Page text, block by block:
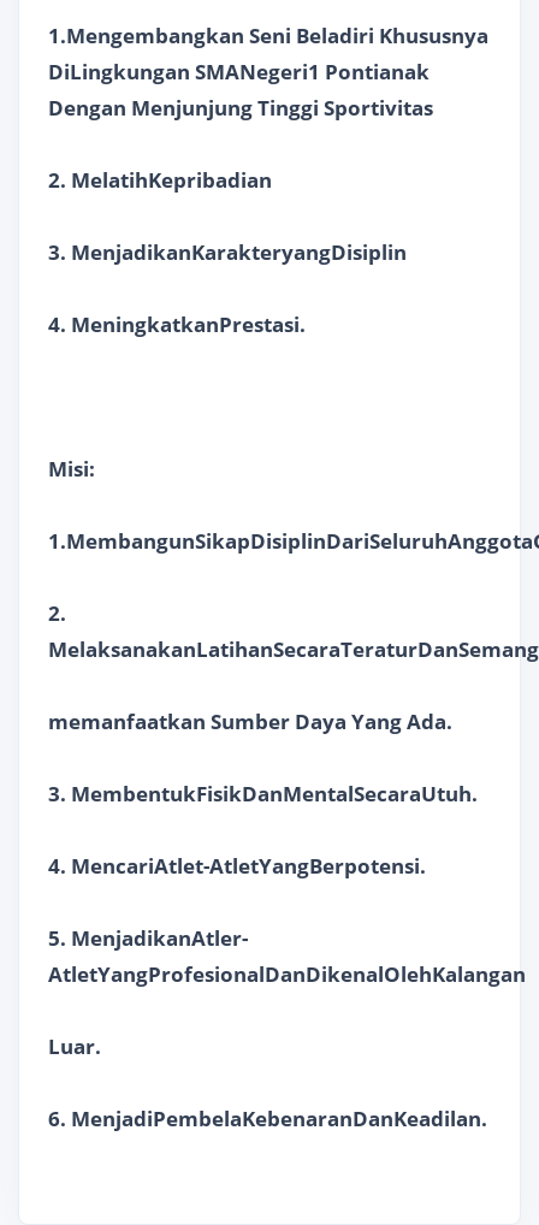
1.Mengembangkan Seni Beladiri Khususnya
DiLingkungan SMANegeri1 Pontianak
Dengan Menjunjung Tinggi Sportivitas
2. MelatihKepribadian
3. MenjadikanKarakteryangDisiplin
4. MeningkatkanPrestasi.
Misi:
2.
memanfaatkan Sumber Daya Yang Ada.
3. MembentukFisikDanMentalSecaraUtuh.
4. MencariAtlet-AtletYangBerpotensi.
5. MenjadikanAtler-
AtletYangProfesionalDanDikenalOlehKalangan
Luar.
6. MenjadiPembelaKebenaranDanKeadilan.